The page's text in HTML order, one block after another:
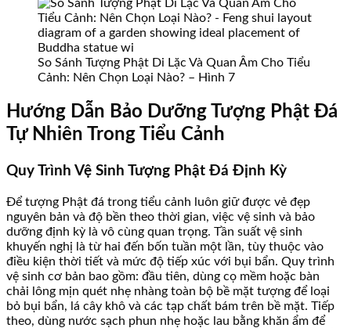
So Sánh Tượng Phật Di Lặc Và Quan Âm Cho Tiểu
Cảnh: Nên Chọn Loại Nào? – Hình 7
Hướng Dẫn Bảo Dưỡng Tượng Phật Đá
Tự Nhiên Trong Tiểu Cảnh
Quy Trình Vệ Sinh Tượng Phật Đá Định Kỳ
Để tượng Phật đá trong tiểu cảnh luôn giữ được vẻ đẹp
nguyên bản và độ bền theo thời gian, việc vệ sinh và bảo
dưỡng định kỳ là vô cùng quan trọng. Tần suất vệ sinh
khuyến nghị là từ hai đến bốn tuần một lần, tùy thuộc vào
điều kiện thời tiết và mức độ tiếp xúc với bụi bẩn. Quy trình
vệ sinh cơ bản bao gồm: đầu tiên, dùng cọ mềm hoặc bàn
chải lông mịn quét nhẹ nhàng toàn bộ bề mặt tượng để loại
bỏ bụi bẩn, lá cây khô và các tạp chất bám trên bề mặt. Tiếp
theo, dùng nước sạch phun nhẹ hoặc lau bằng khăn ẩm để